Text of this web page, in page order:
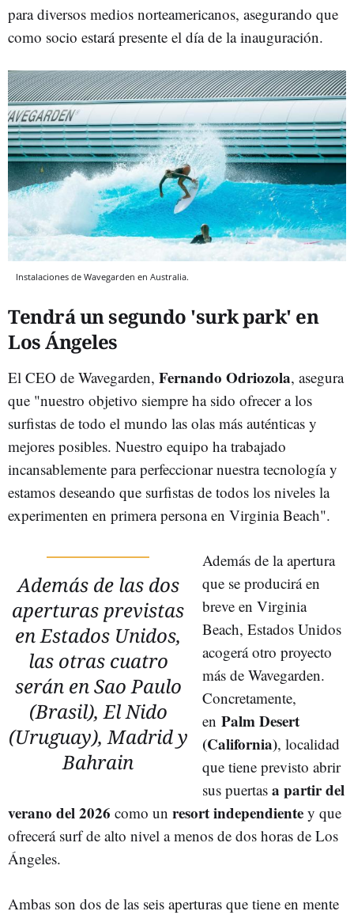
para diversos medios norteamericanos, asegurando que
como socio estará presente el día de la inauguración.
Instalaciones de Wavegarden en Australia.
Tendrá un segundo 'surk park' en
Los Ángeles
El CEO de Wavegarden, Fernando Odriozola, asegura
que "nuestro objetivo siempre ha sido ofrecer a los
surfistas de todo el mundo las olas más auténticas y
mejores posibles. Nuestro equipo ha trabajado
incansablemente para perfeccionar nuestra tecnología y
estamos deseando que surfistas de todos los niveles la
experimenten en primera persona en Virginia Beach".
Además de las dos
aperturas previstas
en Estados Unidos,
las otras cuatro
serán en Sao Paulo
(Brasil), El Nido
(Uruguay), Madrid y
Bahrain
Además de la apertura
que se producirá en
breve en Virginia
Beach, Estados Unidos
acogerá otro proyecto
más de Wavegarden.
Concretamente,
en Palm Desert
(California), localidad
que tiene previsto abrir
sus puertas a partir del
verano del 2026 como un resort independiente y que
ofrecerá surf de alto nivel a menos de dos horas de Los
Ángeles.
Ambas son dos de las seis aperturas que tiene en mente